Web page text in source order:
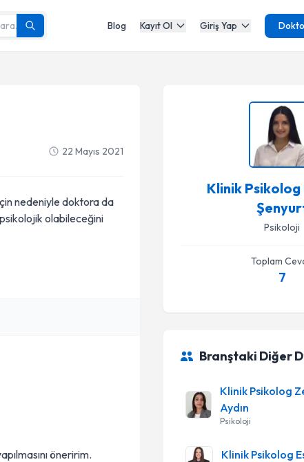
Blog Kayıt Ol Giriş Yap
22 Mayıs 2021
nedeniyle doktora da
olabileceğini
öneririm.
Klinik Psikolog
Psikoloji
Toplam
7
Branştaki Diğer
Klinik Psikolog
Aydın
Psikoloji
Klinik Psikolog